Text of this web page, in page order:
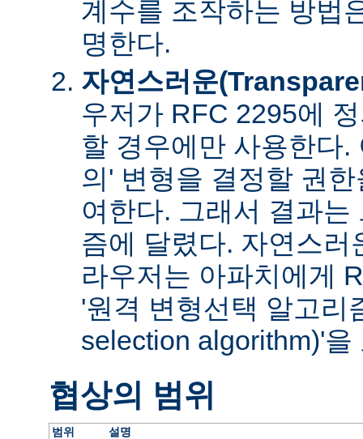
계수를 조작하는 방법
명한다.
자연스러운
우저가 RFC 2295에
할 경우에만 사용한다.
의' 변형을 결정할 권
여한다. 그래서 결과
즘에 달렸다. 자연스러
라우저는 아파치에게
'원격 변형선택 알고리
selection algorithm)'을
협상의 범위
범위
설명